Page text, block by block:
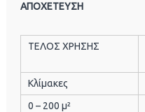
ΑΠΟΧΕΤΕΥΣΗ
ΤΕΛΟΣ ΧΡΗΣΗΣ
Κλίμακες
0 – 200 μ²